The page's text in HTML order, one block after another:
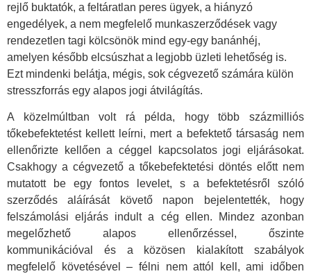
rejlő buktatók, a feltáratlan peres ügyek, a hiányzó
engedélyek, a nem megfelelő munkaszerződések vagy
rendezetlen tagi kölcsönök mind egy-egy banánhéj,
amelyen később elcsúszhat a legjobb üzleti lehetőség is.
Ezt mindenki belátja, mégis, sok cégvezető számára külön
stresszforrás egy alapos jogi átvilágítás.
A közelmúltban volt rá példa, hogy több százmilliós
tőkebefektetést kellett leírni, mert a befektető társaság nem
ellenőrizte kellően a céggel kapcsolatos jogi eljárásokat.
Csakhogy a cégvezető a tőkebefektetési döntés előtt nem
mutatott be egy fontos levelet, s a befektetésről szóló
szerződés aláírását követő napon bejelentették, hogy
felszámolási eljárás indult a cég ellen. Mindez azonban
megelőzhető alapos ellenőrzéssel, őszinte
kommunikációval és a közösen kialakított szabályok
megfelelő követésével – félni nem attól kell, ami időben